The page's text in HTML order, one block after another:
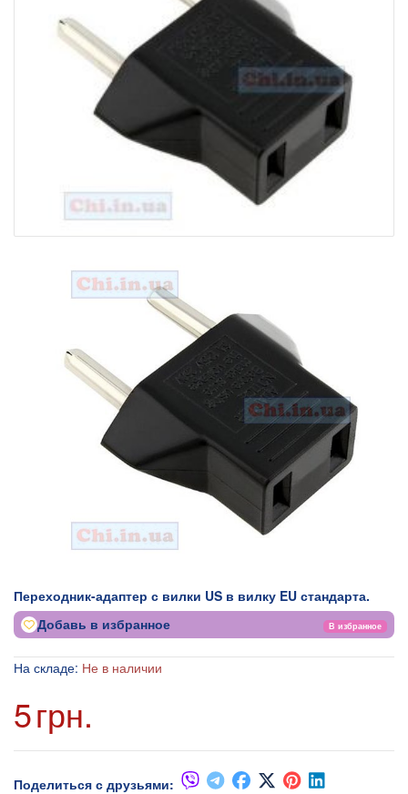
Переходник-адаптер с вилки US в вилку EU стандарта.
Добавь в избранное В избранное
На складе: Не в наличии
5грн.
Поделиться с друзьями: